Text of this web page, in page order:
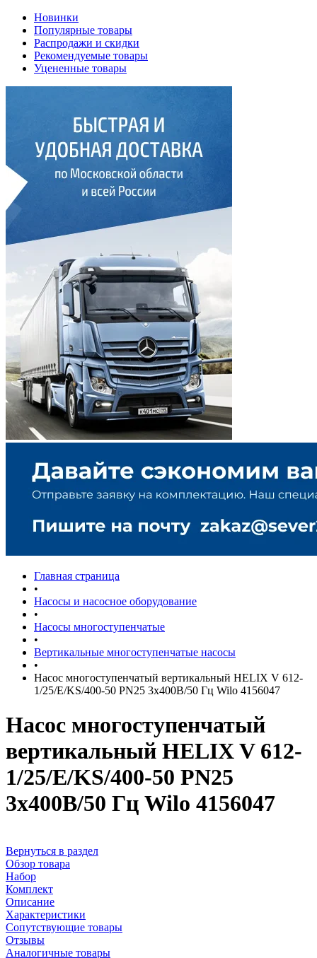
Новинки
Популярные товары
Распродажи и скидки
Рекомендуемые товары
Уцененные товары
Главная страница
•
Насосы и насосное оборудование
•
Насосы многоступенчатые
•
Вертикальные многоступенчатые насосы
•
Насос многоступенчатый вертикальный HELIX V 612-
1/25/E/KS/400-50 PN25 3х400В/50 Гц Wilo 4156047
Насос многоступенчатый
вертикальный HELIX V 612-
1/25/E/KS/400-50 PN25
3х400В/50 Гц Wilo 4156047
Вернуться в раздел
Обзор товара
Набор
Комплект
Описание
Характеристики
Сопутствующие товары
Отзывы
Аналогичные товары